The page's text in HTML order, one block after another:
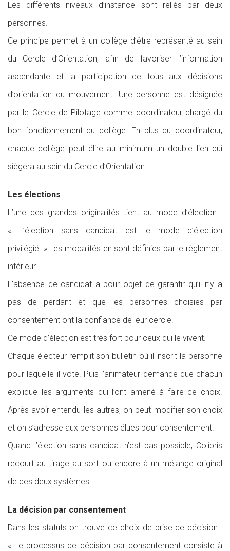
Les différents niveaux d’instance sont reliés par deux
personnes.
Ce principe permet à un collège d’être représenté au sein
du Cercle d’Orientation, afin de favoriser l’information
ascendante et la participation de tous aux décisions
d’orientation du mouvement. Une personne est désignée
par le Cercle de Pilotage comme coordinateur chargé du
bon fonctionnement du collège. En plus du coordinateur,
chaque collège peut élire au minimum un double lien qui
siègera au sein du Cercle d’Orientation.
Les élections
L’une des grandes originalités tient au mode d’élection :
« L’élection sans candidat est le mode d’élection
privilégié. » Les modalités en sont définies par le règlement
intérieur.
L’absence de candidat a pour objet de garantir qu’il n’y a
pas de perdant et que les personnes choisies par
consentement ont la confiance de leur cercle.
Ce mode d’élection est très fort pour ceux qui le vivent.
Chaque électeur remplit son bulletin où il inscrit la personne
pour laquelle il vote. Puis l’animateur demande que chacun
explique les arguments qui l’ont amené à faire ce choix.
Après avoir entendu les autres, on peut modifier son choix
et on s’adresse aux personnes élues pour consentement.
Quand l’élection sans candidat n’est pas possible, Colibris
recourt au tirage au sort ou encore à un mélange original
de ces deux systèmes.
La décision par consentement
Dans les statuts on trouve ce choix de prise de décision :
« Le processus de décision par consentement consiste à